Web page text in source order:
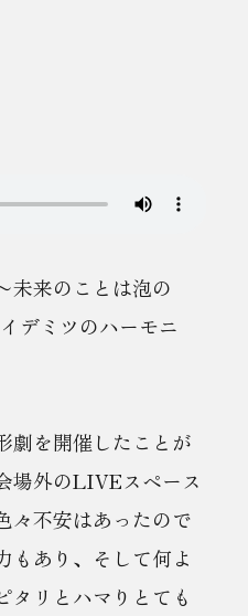
未来のことは泡の
デミツのハーモニ
劇を開催したことが
場外のLIVEスペース
々不安はあったので
もあり、そして何よ
タリとハマりとても